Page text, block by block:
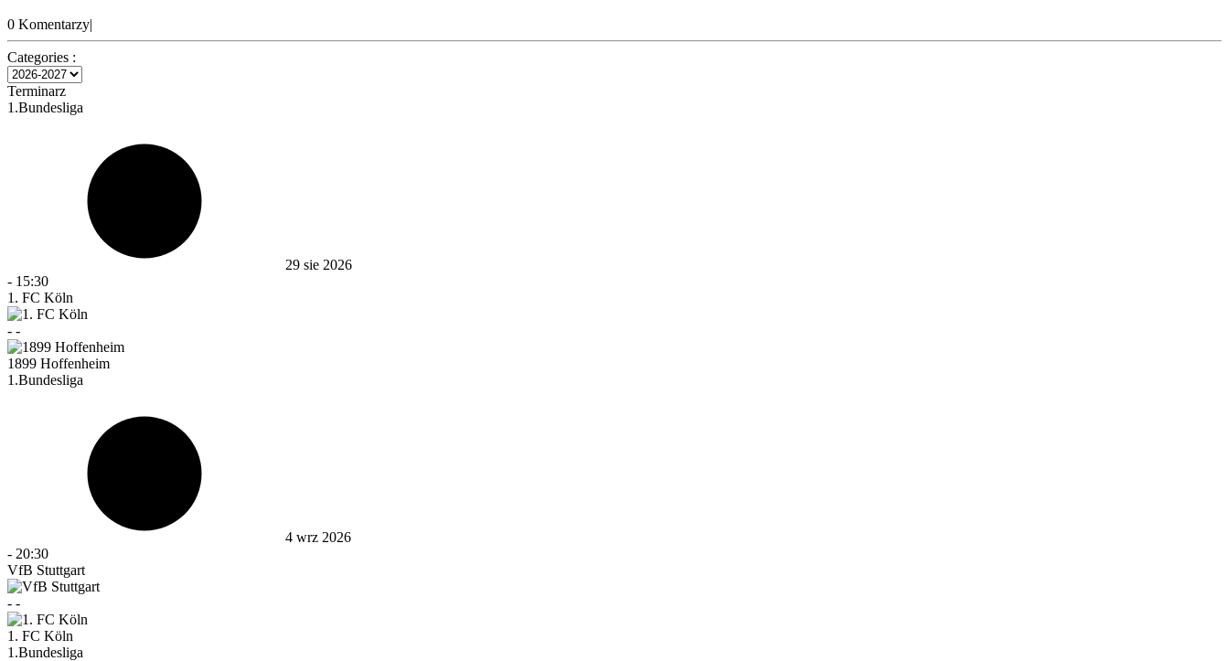
0 Komentarzy|
Categories :
Terminarz
1.Bundesliga
29 sie 2026
- 15:30
1. FC Köln
- -
1899 Hoffenheim
1.Bundesliga
4 wrz 2026
- 20:30
VfB Stuttgart
- -
1. FC Köln
1.Bundesliga